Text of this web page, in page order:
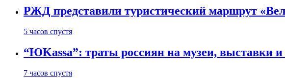
РЖД представили туристический маршрут
5 часов спустя
“ЮKassa”: траты россиян на музеи, выставки
7 часов спустя